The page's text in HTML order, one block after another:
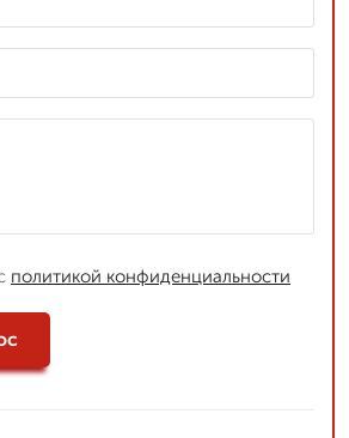
политикой конфиденциальности